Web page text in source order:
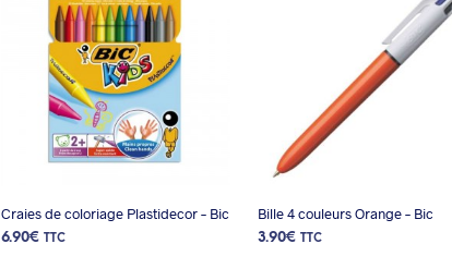
Craies de coloriage Plastidecor – Bic
6.90€ TTC
Bille 4 couleurs Orange – Bic
3.90€ TTC